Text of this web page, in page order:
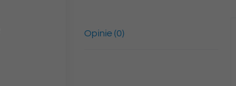
Opinie (0)